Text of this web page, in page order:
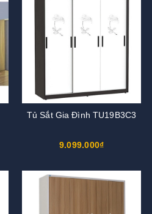
Tủ Sắt Gia Đình TU19B3C3
9.099.000₫